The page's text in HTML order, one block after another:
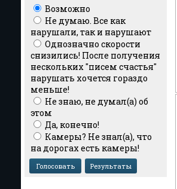
Возможно
Не думаю. Все как
нарушали, так и нарушают
Однозначно скорости
снизились! После получения
нескольких "писем счастья"
нарушать хочется гораздо
меньше!
Не знаю, не думал(а) об
этом
Да, конечно!
Камеры? Не знал(а), что
на дорогах есть камеры!